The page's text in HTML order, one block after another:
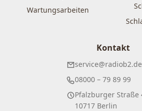
Wartungsarbeiten
Kontakt
service@radiob2.de
08000 – 79 89 99
Pfalzburger Straße
10717 Berlin